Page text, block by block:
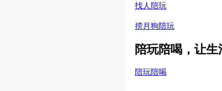
找人陪玩
捞月狗陪玩
陪玩陪喝，让
陪玩陪喝